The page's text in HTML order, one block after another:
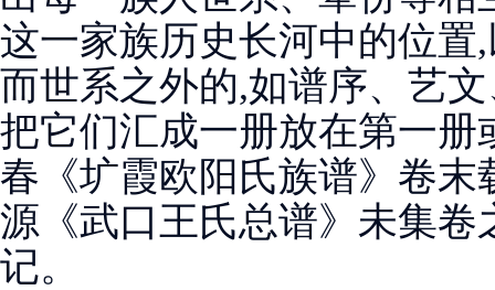
这一家族历史长河中的位
而世系之外的,如谱序、艺
把它们汇成一册放在第一
春《圹霞欧阳氏族谱》卷
源《武口王氏总谱》未集卷
记。